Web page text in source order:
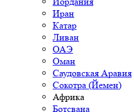
Иран
Катар
Ливан
ОАЭ
Оман
Саудовская Аравия
Сокотра (Йемен)
Африка
Ботсвана